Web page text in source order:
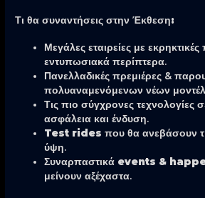
Τι θα συναντήσεις στην Έκθεση:
Μεγάλες εταιρείες με
εντυπωσιακά περίπτερα.
Πανελλαδικές πρεμιέρες &
πολυαναμενόμενων νέων
Τις πιο σύγχρονες τεχνολογίες
ασφάλεια και ένδυση.
Test rides που θα ανεβάσουν
ύψη.
Συναρπαστικά events &
μείνουν αξέχαστα.